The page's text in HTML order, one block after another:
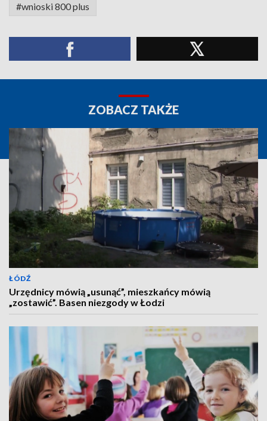
#wnioski 800 plus
ZOBACZ TAKŻE
ŁÓDŹ
Urzędnicy mówią „usunąć”, mieszkańcy mówią
„zostawić”. Basen niezgody w Łodzi